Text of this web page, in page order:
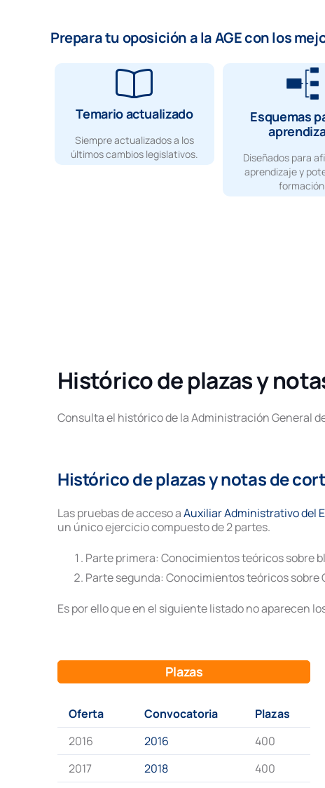
Prepara tu oposición a la AGE con los
Temario actualizado
Siempre actualizados a los
últimos cambios legislativos.
Esquemas
Diseñados para
aprendizaje y
Histórico de plazas y
Consulta el histórico de la Administración General
Histórico de plazas y notas de
Las pruebas de acceso aAuxiliar Administrativo del
un único ejercicio compuesto de 2 partes.
Parte primera: Conocimientos teóricos sobre
Parte segunda: Conocimientos teóricos
Es por ello que en el siguiente listado no aparecen
Plazas
Oferta Convocatoria
Plazas
2016
2016
400
2017
2018
400